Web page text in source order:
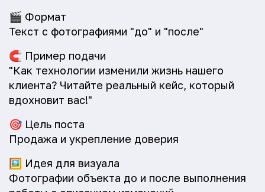
🎬 Формат
Текст с фотографиями "до" и "после"
🧲 Пример подачи
"Как технологии изменили жизнь нашего
клиента? Читайте реальный кейс, который
вдохновит вас!"
🎯 Цель поста
Продажа и укрепление доверия
🖼️ Идея для визуала
Фотографии объекта до и после выполнения